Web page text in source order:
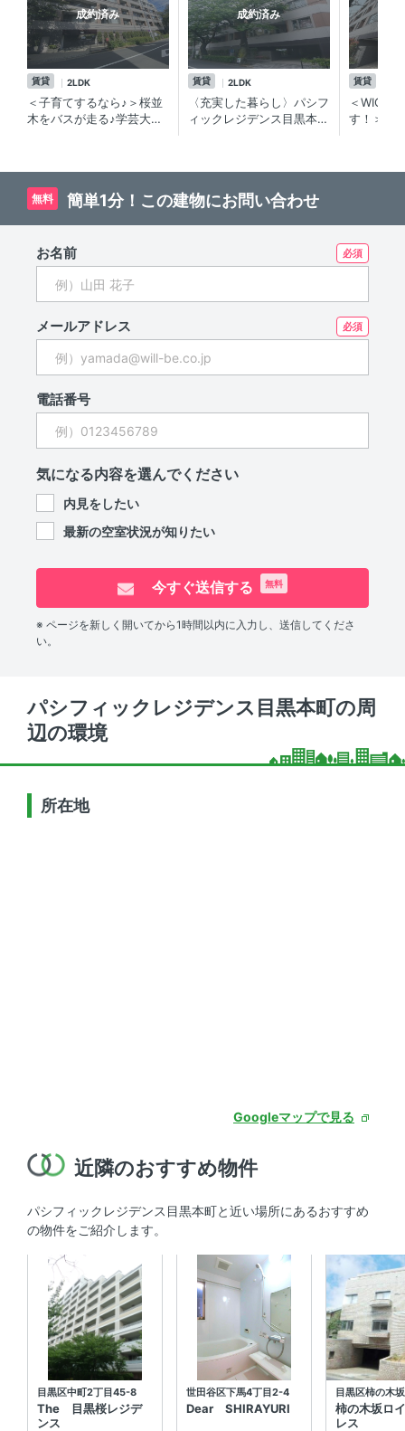
成約済み
賃貸 2LDK
＜子育てするなら♪＞桜並
木をバスが走る♪学芸大
成約済み
賃貸 2LDK
〈充実した暮らし〉パシフ
ィックレジデンス目黒本
賃貸
＜WICが
す！＞セ
無料 簡単1分！この建物にお問い合わせ
お名前
メールアドレス
電話番号
気になる内容を選んでください
内見をしたい
最新の空室状況が知りたい
今すぐ送信する 無料
※ ページを新しく開いてから1時間以内に入力し、送信してくださ
い。
パシフィックレジデンス目黒本町の周
辺の環境
所在地
Googleマップで見る
近隣のおすすめ物件
パシフィックレジデンス目黒本町と近い場所にあるおすすめ
の物件をご紹介します。
目黒区中町2丁目45-8
The 目黒桜レジデ
ンス
世田谷区下馬4丁目2-4
Dear SHIRAYURI
目黒区柿の木
柿の木坂ロ
レス